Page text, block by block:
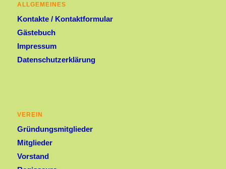
ALLGEMEINES
Kontakte / Kontaktformular
Gästebuch
Impressum
Datenschutzerklärung
VEREIN
Gründungsmitglieder
Mitglieder
Vorstand